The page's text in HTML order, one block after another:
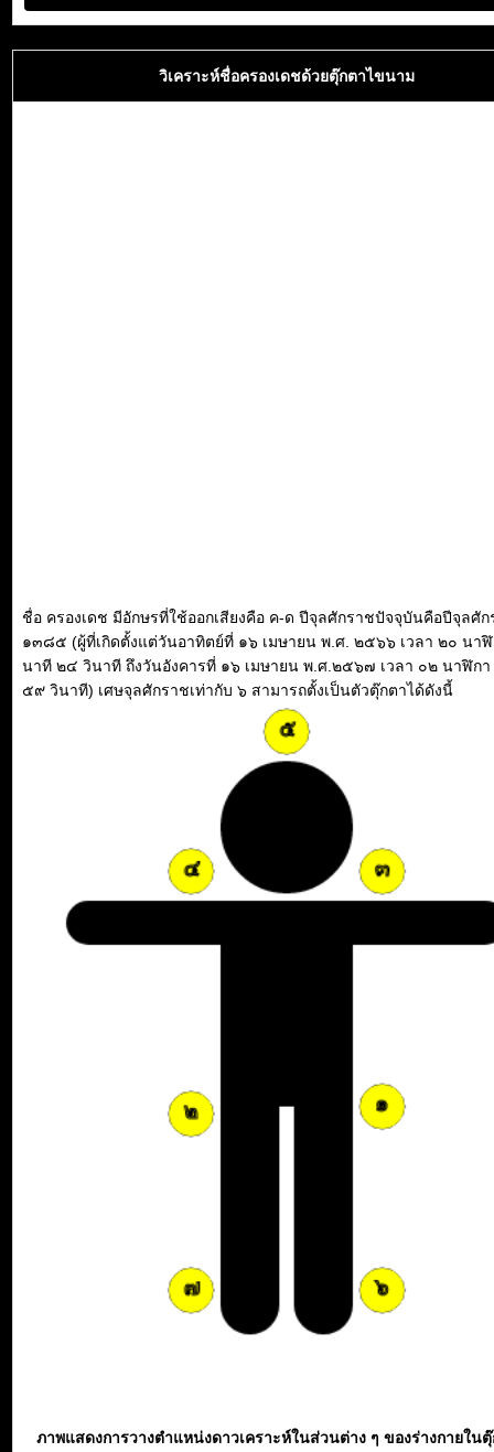
วิเคราะห์ชื่อครองเดชด้วยตุ๊กตาไขนาม
ชื่อ ครองเดช มีอักษรที่ใช้ออกเสียงคือ ค-ด ปีจุลศักราชปัจจุบันคือปีจุลศัก
๑๓๘๕ (ผู้ที่เกิดตั้งแต่วันอาทิตย์ที่ ๑๖ เมษายน พ.ศ. ๒๕๖๖ เวลา ๒๐ นา
นาที ๒๔ วินาที ถึงวันอังคารที่ ๑๖ เมษายน พ.ศ.๒๕๖๗ เวลา ๐๒ นาฬิก
๕๙ วินาที) เศษจุลศักราชเท่ากับ ๖ สามารถตั้งเป็นตัวตุ๊กตาได้ดังนี้
ภาพแสดงการวางตำแหน่งดาวเคราะห์ในส่วนต่าง ๆ ของร่างกายใน